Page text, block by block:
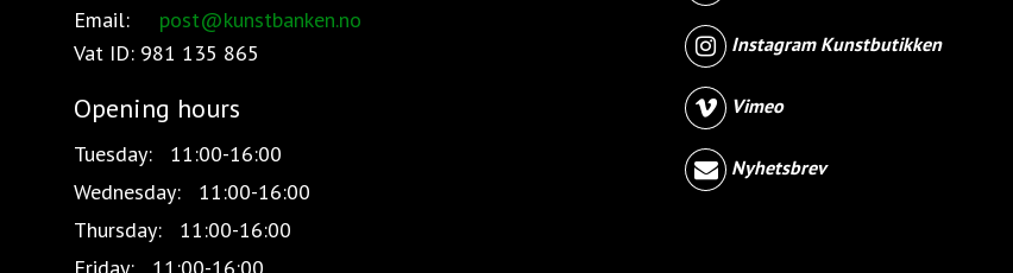
Email:
post@kunstbanken.no
Vat ID: 981 135 865
Opening hours
Tuesday:
11:00-16:00
Wednesday:
11:00-16:00
Thursday:
11:00-16:00
Friday:
11:00-16:00
Instagram Kunstbutikken
Vimeo
Nyhetsbrev